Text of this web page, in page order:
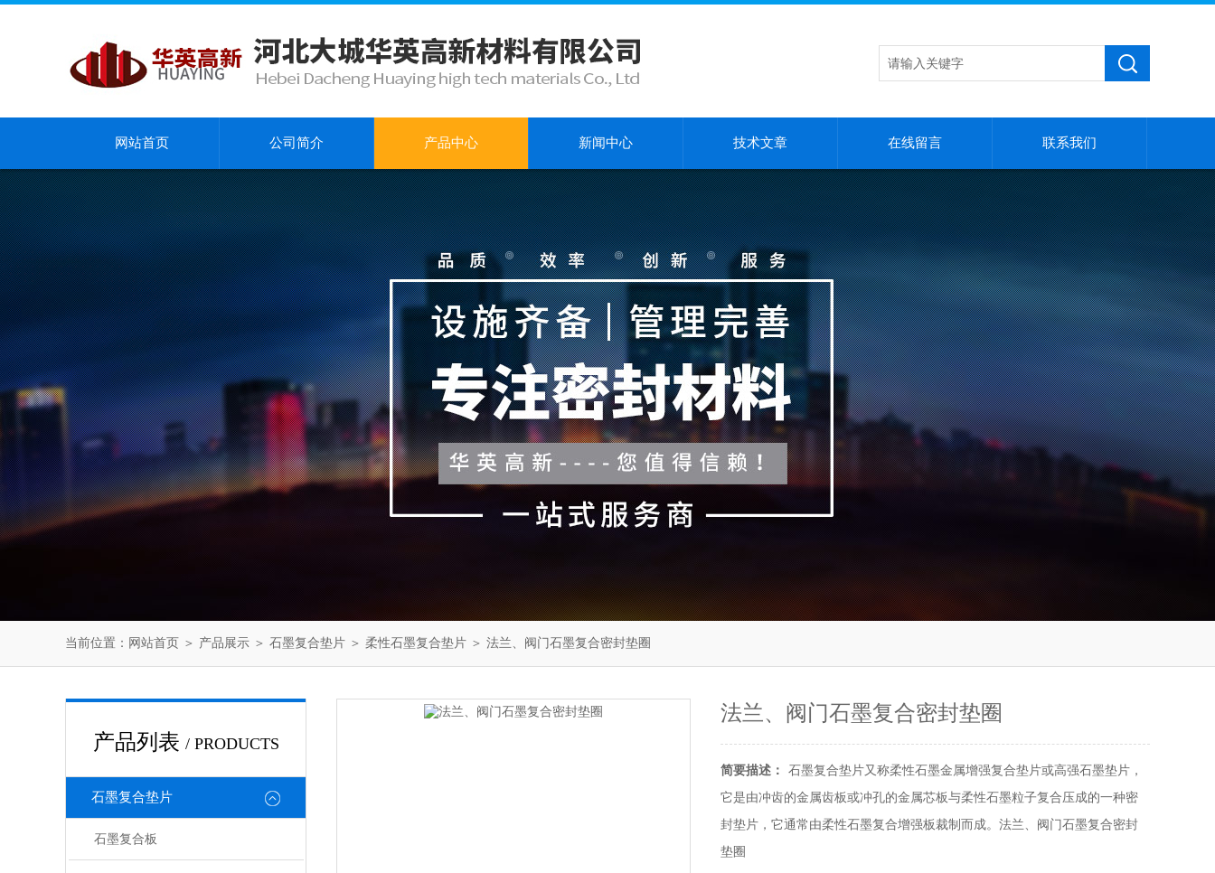
网站首页 公司简介 产品中心 新闻中心 技术文章 在线留言 联系我们
当前位置： 网站首页 ＞ 产品展示 ＞ 石墨复合垫片 ＞ 柔性石墨复合垫片 ＞ 法兰、阀门石墨复合密封垫圈
产品列表 / PRODUCTS
石墨复合垫片
石墨复合板
法兰、阀门石墨复合密封垫圈
简要描述：
石墨复合垫片又称柔性石墨金属增强复合垫片或高强石墨垫片，
它是由冲齿的金属齿板或冲孔的金属芯板与柔性石墨粒子复合压成的一种密
封垫片，它通常由柔性石墨复合增强板裁制而成。法兰、阀门石墨复合密封
垫圈